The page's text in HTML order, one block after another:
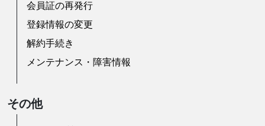
会員証の再発行
登録情報の変更
解約手続き
メンテナンス・障害情報
その他